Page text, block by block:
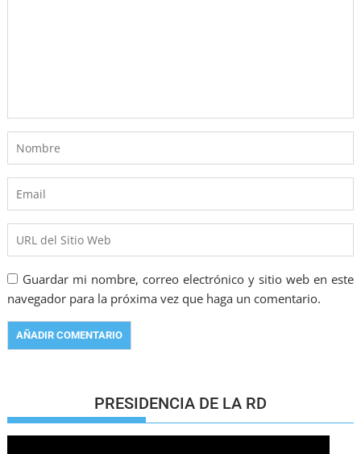
Guardar mi nombre, correo electrónico y sitio web en este
navegador para la próxima vez que haga un comentario.
PRESIDENCIA DE LA RD